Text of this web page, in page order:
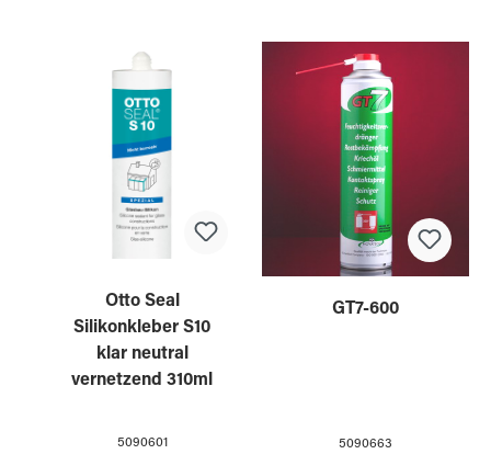
Otto Seal
Silikonkleber S10
klar neutral
vernetzend 310ml
5090601
GT7-600
5090663